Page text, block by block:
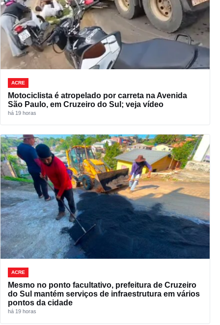
ACRE
Motociclista é atropelado por carreta na Avenida
São Paulo, em Cruzeiro do Sul; veja vídeo
há 19 horas
ACRE
Mesmo no ponto facultativo, prefeitura de Cruzeiro
do Sul mantém serviços de infraestrutura em vários
pontos da cidade
há 19 horas